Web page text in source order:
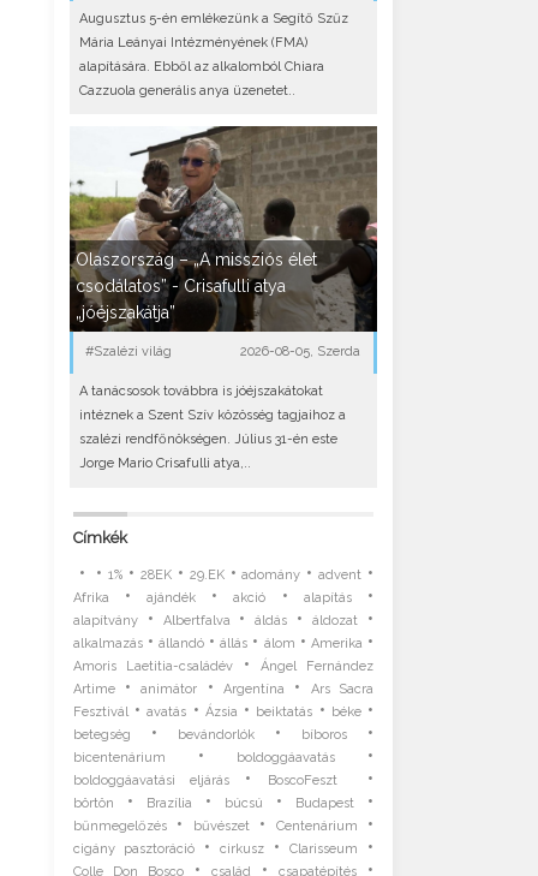
Augusztus 5-én emlékezünk a Segítő Szűz
Mária Leányai Intézményének (FMA)
alapítására. Ebből az alkalomból Chiara
Cazzuola generális anya üzenetet..
Olaszország – „A missziós élet
csodálatos” - Crisafulli atya
„jóéjszakátja”
#Szalézi világ 2026-08-05, Szerda
A tanácsosok továbbra is jóéjszakátokat
intéznek a Szent Szív közösség tagjaihoz a
szalézi rendfőnökségen. Július 31-én este
Jorge Mario Crisafulli atya,..
Címkék
• •1% • 28EK• 29.EK•adomány •advent •
Afrika •ajándék •akció • alapítás•
alapítvány• Albertfalva •áldás •áldozat •
alkalmazás•állandó •állás • álom • Amerika •
Amoris Laetitia-családév•
Ángel Fernández
Artime•animátor •Argentína •
Ars Sacra
Fesztivál•avatás • Ázsia • beiktatás • béke•
betegség • bevándorlók• bíboros•
bicentenárium • boldoggáavatás•
boldoggáavatási eljárás • BoscoFeszt •
börtön • Brazília • búcsú • Budapest •
bűnmegelőzés• bűvészet• Centenárium •
cigány pasztoráció• cirkusz• Clarisseum •
Colle Don Bosco• család • csapatépítés •